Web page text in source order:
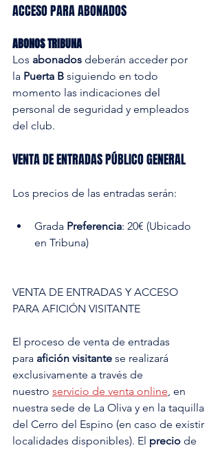
ACCESO PARA ABONADOS
ABONOS TRIBUNA
Los abonados deberán acceder por
la Puerta B siguiendo en todo
momento las indicaciones del
personal de seguridad y empleados
del club.
VENTA DE ENTRADAS PÚBLICO GENERAL
Los precios de las entradas serán:
Grada Preferencia: 20€ (Ubicado
en Tribuna)
VENTA DE ENTRADAS Y ACCESO
PARA AFICIÓN VISITANTE
El proceso de venta de entradas
para afición visitante se realizará
exclusivamente a través de
nuestro servicio de venta online, en
nuestra sede de La Oliva y en la taquilla
del Cerro del Espino (en caso de existir
localidades disponibles). El precio de